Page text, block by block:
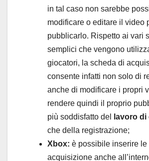
in tal caso non sarebbe
modificare o editare il video
pubblicarlo. Rispetto ai vari
semplici che vengono
giocatori, la scheda di
consente infatti non solo di
anche di modificare i propri
rendere quindi il proprio
più soddisfatto del
lavoro di
che della registrazione;
Xbox: è possibile inserire le
acquisizione anche